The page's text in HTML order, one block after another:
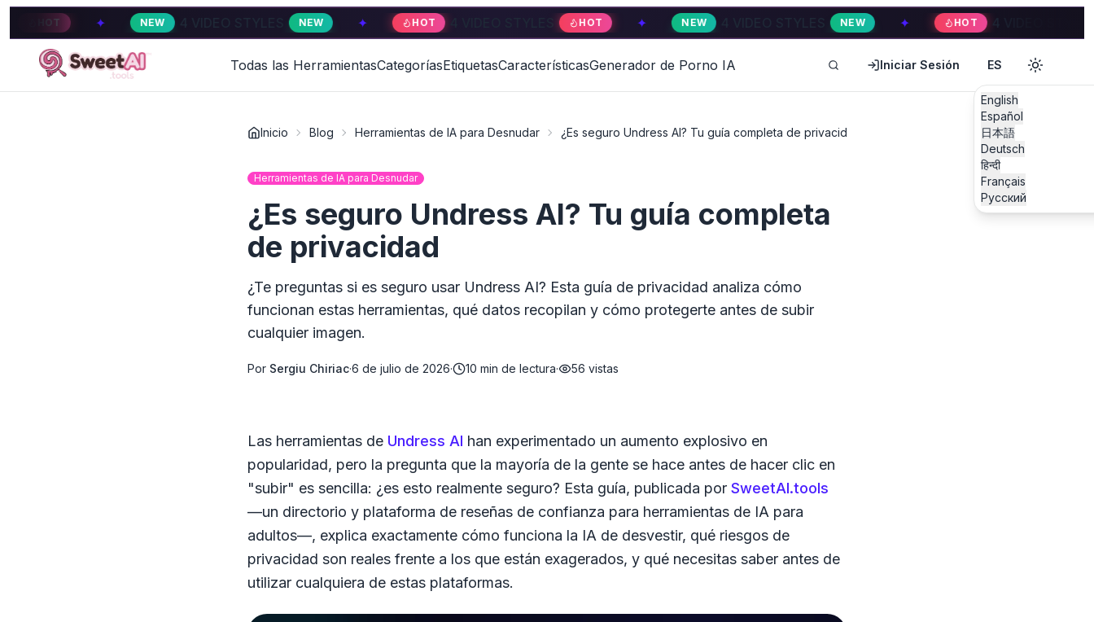
NEW 4 VIDEO STYLES HOT 4 VIDEO STYLES ✦ NEW 4 VIDEO STYLES HOT 4 VIDEO STYLES
Todas las HerramientasCategoríasEtiquetasCaracterísticasGenerador de Porno IA Iniciar Sesión ES
English
Español
日本語
Deutsch
हिन्दी
Français
Русский
Inicio Blog Herramientas de IA para Desnudar ¿Es seguro Undress AI? Tu guía completa de privacidad
Herramientas de IA para Desnudar
¿Es seguro Undress AI? Tu guía completa
de privacidad
¿Te preguntas si es seguro usar Undress AI? Esta guía de privacidad analiza cómo
funcionan estas herramientas, qué datos recopilan y cómo protegerte antes de subir
cualquier imagen.
Por Sergiu Chiriac·6 de julio de 2026· 10 min de lectura· 56 vistas
Las herramientas de Undress AI han experimentado un aumento explosivo en
popularidad, pero la pregunta que la mayoría de la gente se hace antes de hacer clic en
"subir" es sencilla: ¿es esto realmente seguro? Esta guía, publicada por SweetAI.tools
—un directorio y plataforma de reseñas de confianza para herramientas de IA para
adultos—, explica exactamente cómo funciona la IA de desvestir, qué riesgos de
privacidad son reales frente a los que están exagerados, y qué necesitas saber antes de
utilizar cualquiera de estas plataformas.